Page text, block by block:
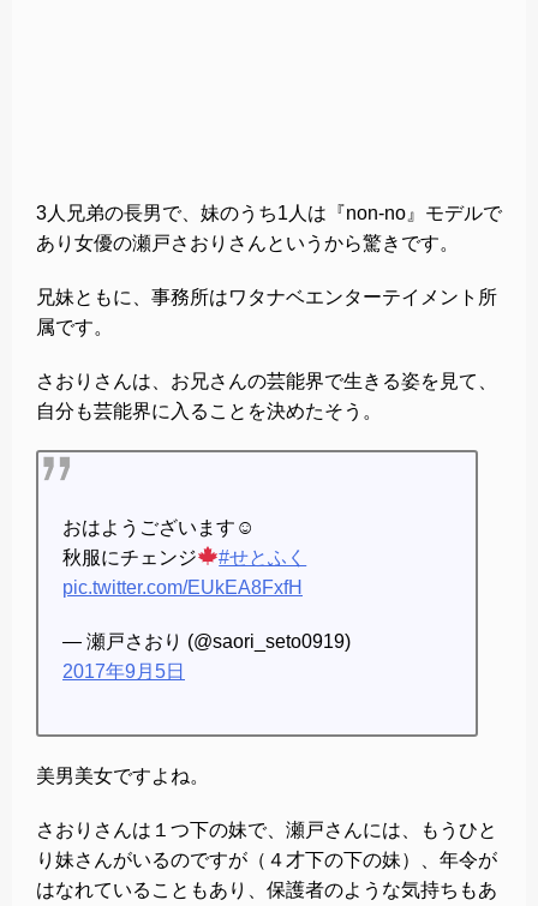
3人兄弟の長男で、妹のうち1人は『non-no』モデルで
あり女優の瀬戸さおりさんというから驚きです。
兄妹ともに、事務所はワタナベエンターテイメント所
属です。
さおりさんは、お兄さんの芸能界で生きる姿を見て、
自分も芸能界に入ることを決めたそう。
おはようございます☺︎
秋服にチェンジ
#せとふく
pic.twitter.com/EUkEA8FxfH
— 瀬戸さおり (@saori_seto0919)
2017年9月5日
美男美女ですよね。
さおりさんは１つ下の妹で、瀬戸さんには、もうひと
り妹さんがいるのですが（４才下の下の妹）、年令が
はなれていることもあり、保護者のような気持ちもあ